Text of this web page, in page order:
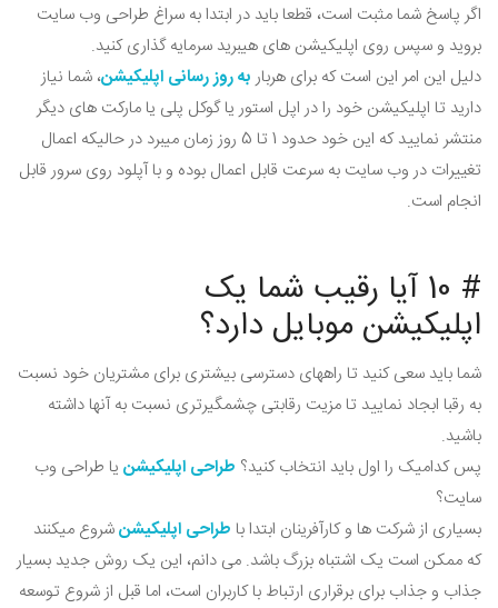
اگر پاسخ شما مثبت است، قطعا باید در ابتدا به سراغ طراحی وب سایت
بروید و سپس روی اپلیکیشن های هیبرید سرمایه گذاری کنید.
دلیل این امر این است که برای هرباربه روز رسانی اپلیکیشن، شما نیاز
دارید تا اپلیکیشن خود را در اپل استور یا گوکل پلی یا مارکت های دیگر
منتشر نمایید که این خود حدود 1 تا 5 روز زمان میبرد در حالیکه اعمال
تغییرات در وب سایت به سرعت قابل اعمال بوده و با آپلود روی سرور قابل
انجام است.
# 10 آیا رقیب شما یک
اپلیکیشن موبایل دارد؟
شما باید سعی کنید تا راههای دسترسی بیشتری برای مشتریان خود نسبت
به رقبا ابجاد نمایید تا مزیت رقابتی چشمگیرتری نسبت به آنها داشته
باشید.
پس کدامیک را اول باید انتخاب کنید؟ طراحی اپلیکیشن یا طراحی وب
سایت؟
بسیاری از شرکت ها و کارآفرینان ابتدا با طراحی اپلیکیشنشروع میکنند
که ممکن است یک اشتباه بزرگ باشد. می دانم، این یک روش جدید بسیار
جذاب و جذاب برای برقراری ارتباط با کاربران است، اما قبل از شروع توسعه